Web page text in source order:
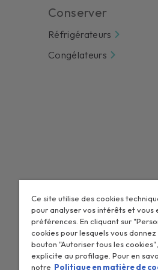
Conserver
Réfrigérateurs
Congélateurs
CANDY HOOVER GROUP
ADMINISTRATIFS : Via
(MB) - Italie - Tél. :
numéro d'inscription au
00786860965 - Numéro REA :
Ce site utilise des cookies
pour analyser vos intérêts et vous
préférences. En cliquant sur
cookies pour lesquels vous
bouton "Autoriser tous les
explicite au profilage. Pour en
notre Politique en matière de